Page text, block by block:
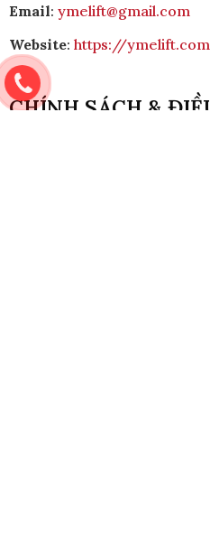
Email: ymelift@gmail.com
Website: https://ymelift.com
CHÍNH SÁCH &